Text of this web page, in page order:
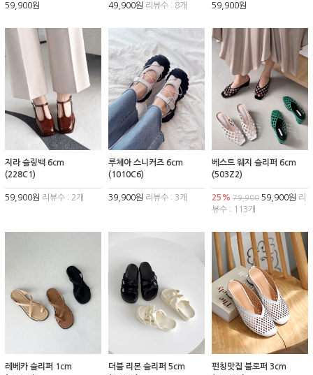
59,900원 49,900원 리뷰수 : 8개 59,900원
지라 슬링백 6cm
(228C1)
59,900원 리뷰수 : 2개
루체아 스니커즈 6cm
(1010C6)
39,900원 리뷰수 : 3개
베스트 웨지 슬리퍼 6cm
(503Z2)
25% 79,90059,900원 리
뷰수 : 113개
레베카 슬리퍼 1cm
더블 리본 슬리퍼 5cm
펀칭맛집 블로퍼 3cm